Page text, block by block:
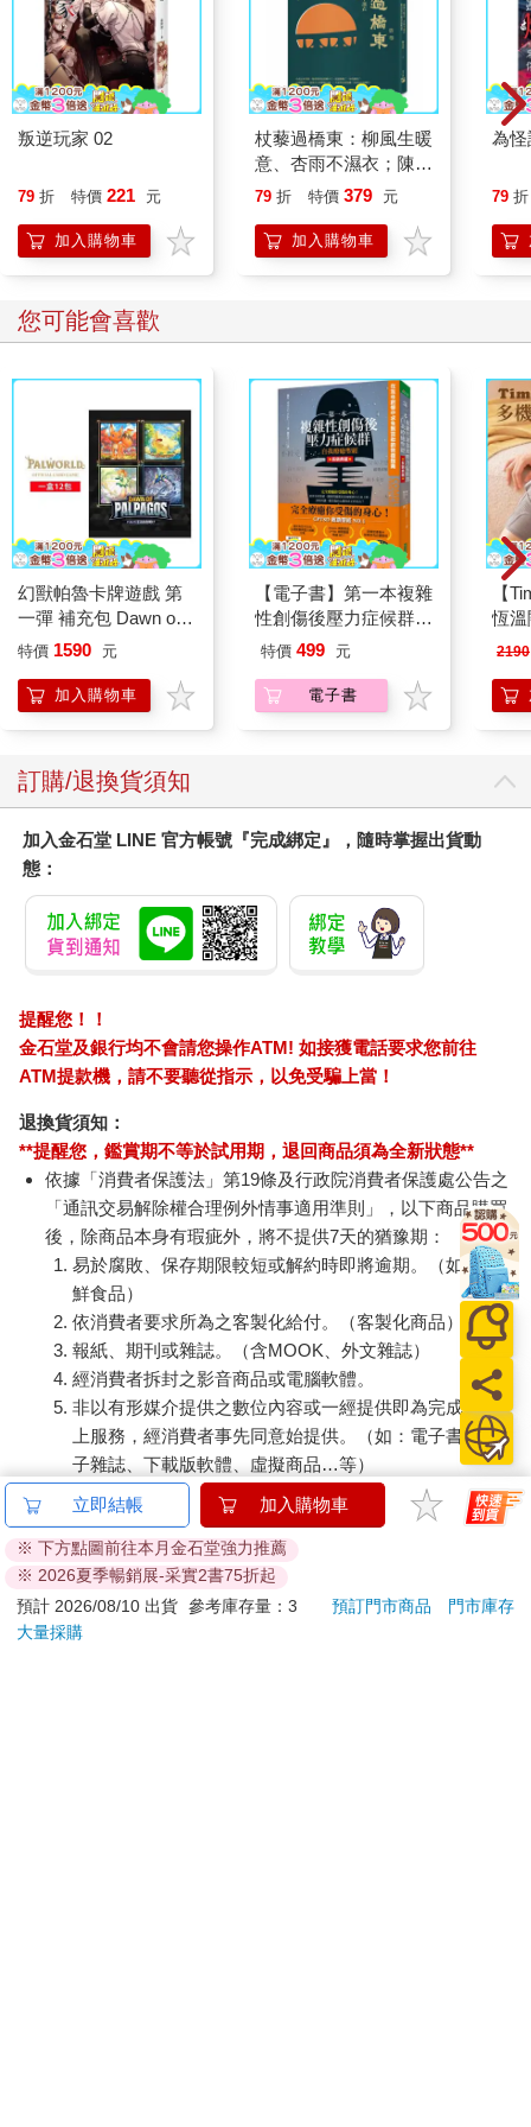
叛逆玩家 02
79 折 特價 221 元
加入購物車
杖藜過橋東：柳風生暖
意、杏雨不濕衣；陳亮
恭談以心轉境的適齡漫
79 折 特價 379 元
加入購物車
為怪
79 折
您可能會喜歡
幻獸帕魯卡牌遊戲 第
一彈 補充包 Dawn of
Palpagos（日文版一
特價 1590 元
加入購物車
【電子書】第一本複雜
性創傷後壓力症候群自
我療癒聖經（長銷典
特價 499 元
電子書
【
恆
肩/
膝
2190
訂購/退換貨須知
加入金石堂 LINE 官方帳號『完成綁定』，隨時掌握出貨動
態：
提醒您！！
金石堂及銀行均不會請您操作ATM! 如接獲電話要求您前往
ATM提款機，請不要聽從指示，以免受騙上當！
退換貨須知：
**提醒您，鑑賞期不等於試用期，退回商品須為全新狀態**
依據「消費者保護法」第19條及行政院消費者保護處公告之
「通訊交易解除權合理例外情事適用準則」，以下商品購買
後，除商品本身有瑕疵外，將不提供7天的猶豫期：
易於腐敗、保存期限較短或解約時即將逾期。（如：生
鮮食品）
依消費者要求所為之客製化給付。（客製化商品）
報紙、期刊或雜誌。（含MOOK、外文雜誌）
經消費者拆封之影音商品或電腦軟體。
非以有形媒介提供之數位內容或一經提供即為完成之線
上服務，經消費者事先同意始提供。（如：電子書、電
子雜誌、下載版軟體、虛擬商品…等）
已拆封之個人衛生用品。（如：內衣褲、刮鬍刀、除毛
若非上列種類商品，均享有到貨7天的猶豫期（含例假
日）。
辦理退換貨時，商品（組合商品恕無法接受單獨退貨）必須
是您收到商品時的原始狀態（包含商品本體、配件、贈品、
立即結帳 加入購物車
※ 下方點圖前往本月金石堂強力推薦
※ 2026夏季暢銷展-采實2書75折起
預計 2026/08/10 出貨 參考庫存量：3 預訂門市商品
門市庫存
大量採購